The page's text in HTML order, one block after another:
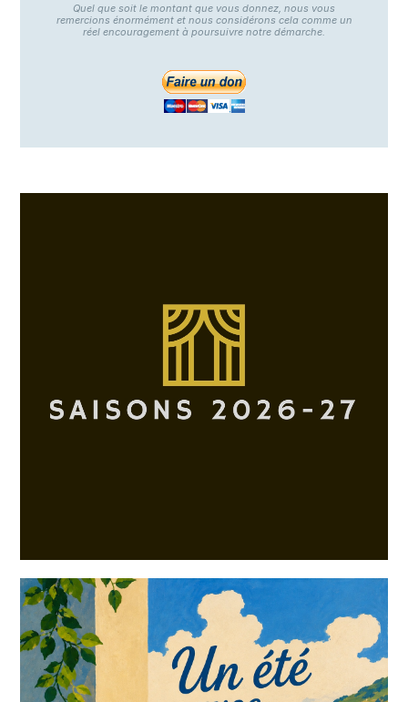
Quel que soit le montant que vous donnez, nous vous
remercions énormément et nous considérons cela comme un
réel encouragement à poursuivre notre démarche.